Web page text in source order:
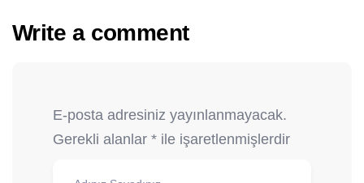
Write a comment
E-posta adresiniz yayınlanmayacak.
Gerekli alanlar * ile işaretlenmişlerdir